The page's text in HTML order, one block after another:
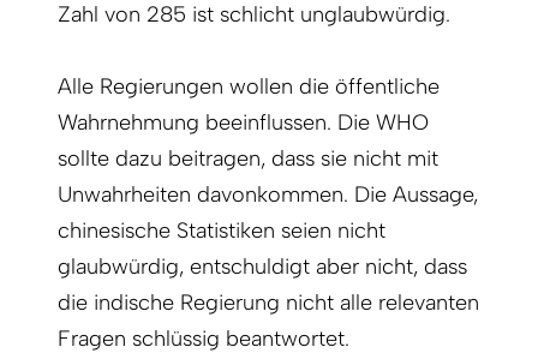
Zahl von 285 ist schlicht unglaubwürdig.
Alle Regierungen wollen die öffentliche
Wahrnehmung beeinflussen. Die WHO
sollte dazu beitragen, dass sie nicht mit
Unwahrheiten davonkommen. Die Aussage,
chinesische Statistiken seien nicht
glaubwürdig, entschuldigt aber nicht, dass
die indische Regierung nicht alle relevanten
Fragen schlüssig beantwortet.